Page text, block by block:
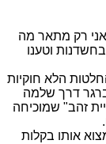
אני רק מתאר מה
וטענו
הלא חוקיות
דרך שלמה
זהב" שמוכיחה
אותו בקלות